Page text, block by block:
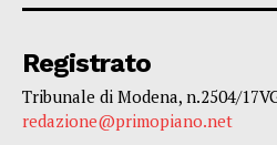
Registrato
Tribunale di Modena, n.2504/
redazione@primopiano.net